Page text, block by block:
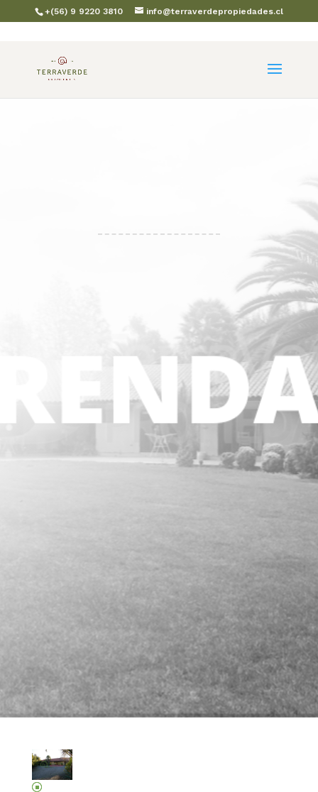
+(56) 9 9220 3810 info@terraverdepropiedades.cl
5.051 mt2
4 baños
LLÁMANOS